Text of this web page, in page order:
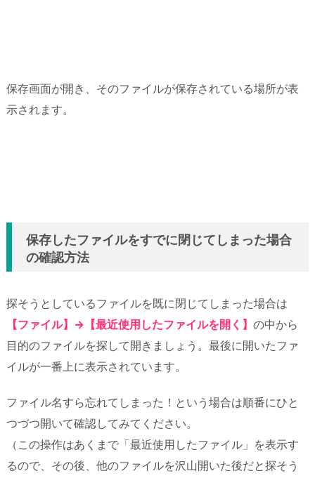
保存画面が開き、そのファイルが保存されている場所が表
示されます。
保存したファイルをすでに閉じてしまった場合
の確認方法
探そうとしているファイルを既に閉じてしまった場合は
【ファイル】→【最近使用したファイルを開く】 の中から
目的のファイルを探して開きましょう。最後に開いたファ
イルが一番上に表示されています。
ファイル名すら忘れてしまった！という場合は順番にひと
つづつ開いて確認してみてください。
（この操作はあくまで「最近使用したファイル」を表示す
るので、その後、他のファイルを沢山開いた後だと探そう